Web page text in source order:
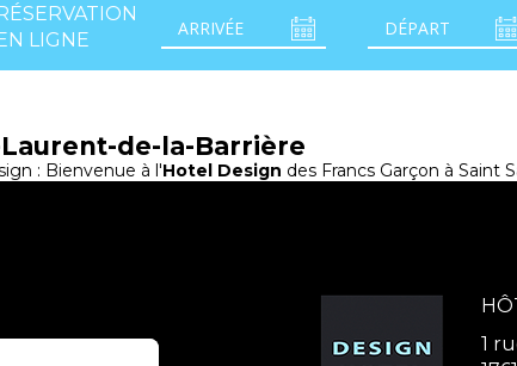
LIGNE
de-la-Barrière
: Bienvenue à l'Hotel Design des Francs Garçon à Saint
1